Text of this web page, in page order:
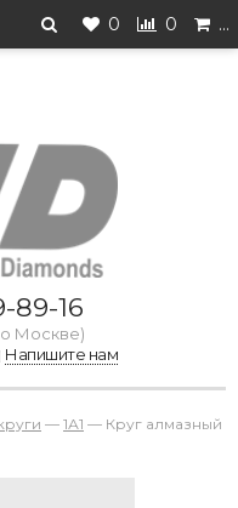
0 0 …
на старую версию
89-16
Москве)
Напишите нам
— 1А1 — Круг алмазный